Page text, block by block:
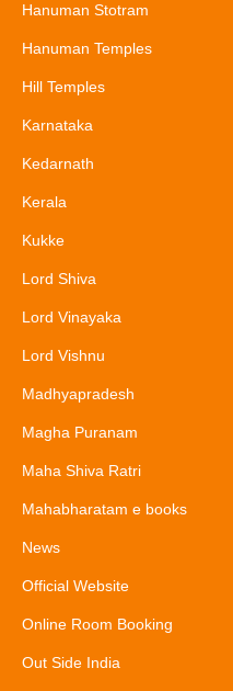
Hanuman Stotram
Hanuman Temples
Hill Temples
Karnataka
Kedarnath
Kerala
Kukke
Lord Shiva
Lord Vinayaka
Lord Vishnu
Madhyapradesh
Magha Puranam
Maha Shiva Ratri
Mahabharatam e books
News
Official Website
Online Room Booking
Out Side India